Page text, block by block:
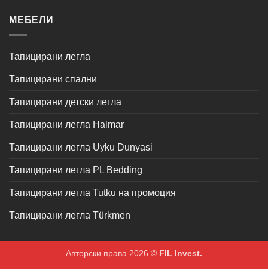
МЕБЕЛИ
Тапицирани легла
Тапицирани спални
Тапицирани детски легла
Тапицирани легла Halmar
Тапицирани легла Uyku Dunyasi
Тапицирани легла PL Bedding
Тапицирани легла Tutku на промоция
Тапицирани легла Türkmen
Авторски права 2026 © FIL Invest.